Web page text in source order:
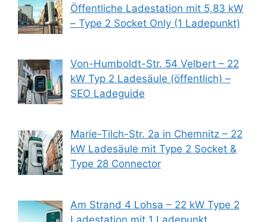
Öffentliche Ladestation mit 5,83 kW
– Type 2 Socket Only (1 Ladepunkt)
Von-Humboldt-Str. 54 Velbert – 22
kW Typ 2 Ladesäule (öffentlich) –
SEO Ladeguide
Marie-Tilch-Str. 2a in Chemnitz – 22
kW Ladesäule mit Type 2 Socket &
Type 28 Connector
Am Strand 4 Lohsa – 22 kW Type 2
Ladestation mit 1 Ladepunkt